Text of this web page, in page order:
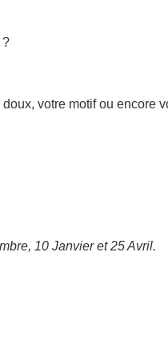
?
votre motif ou encore
10 Janvier et 25 Avril.